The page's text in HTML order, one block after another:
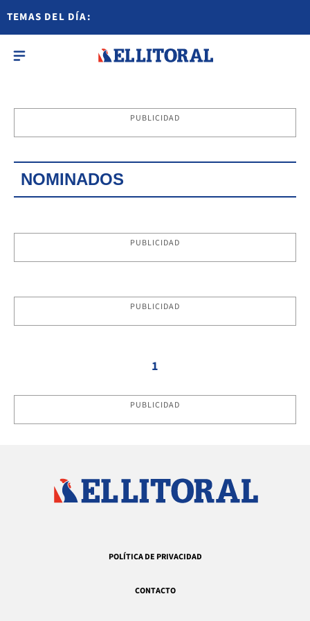
TEMAS DEL DÍA:
PUBLICIDAD
NOMINADOS
PUBLICIDAD
PUBLICIDAD
1
PUBLICIDAD
POLÍTICA DE PRIVACIDAD
CONTACTO